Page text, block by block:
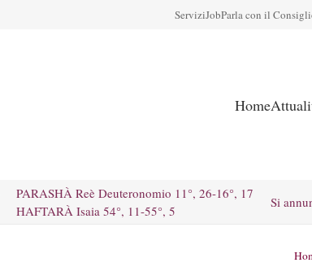
ServiziJobParla con il
Home
PARASHÀ Reè Deuteronomio 11°, 26-16°, 17
HAFTARÀ Isaia 54°, 11-55°, 5
Si